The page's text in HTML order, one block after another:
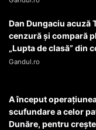
Dan Dungaciu acuză
cenzură și compară
„Lupta de clasă” din
Gandul.ro
A început
scufundare a celor
Dunăre, pentru